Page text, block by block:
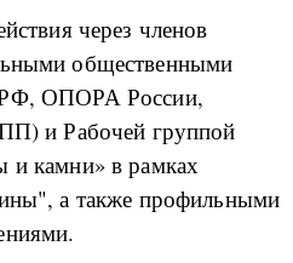
через членов
общественными
ОПОРА России,
и Рабочей группой
и камни» в рамках
а также профильными